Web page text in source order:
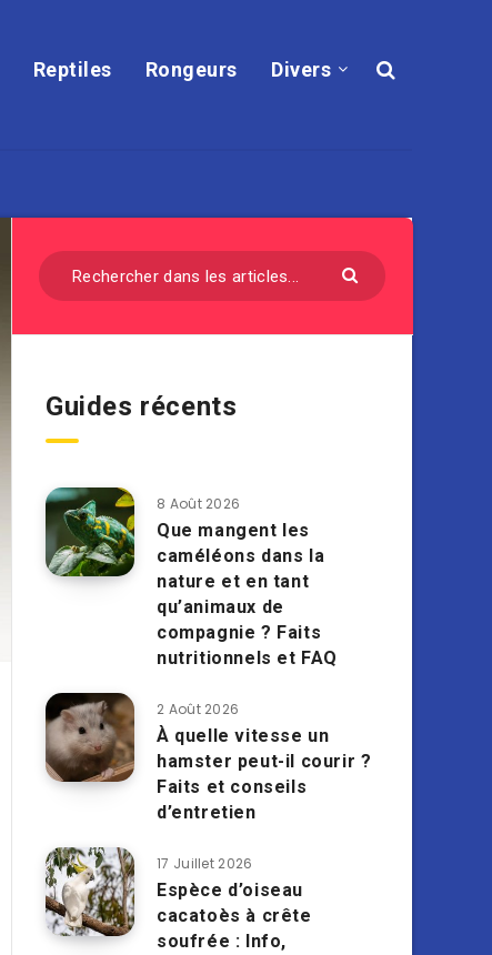
Reptiles Rongeurs Divers
Guides récents
8 Août 2026
Que mangent les
caméléons dans la
nature et en tant
qu’animaux de
compagnie ? Faits
nutritionnels et FAQ
2 Août 2026
À quelle vitesse un
hamster peut-il courir ?
Faits et conseils
d’entretien
17 Juillet 2026
Espèce d’oiseau
cacatoès à crête
soufrée : Info,